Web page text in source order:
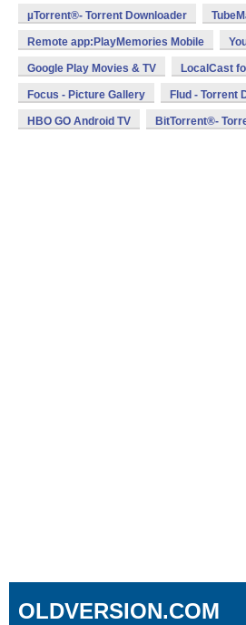
µTorrent®- Torrent Downloader
Remote app:PlayMemories Mobile
Google Play Movies & TV LocalCast
Focus - Picture Gallery Flud - Torrent
HBO GO Android TV BitTorrent®-
OLDVERSION.COM